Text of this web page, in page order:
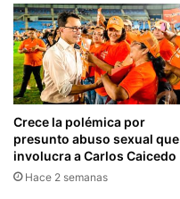
Crece la polémica por
presunto abuso sexual que
involucra a Carlos Caicedo
Hace 2 semanas